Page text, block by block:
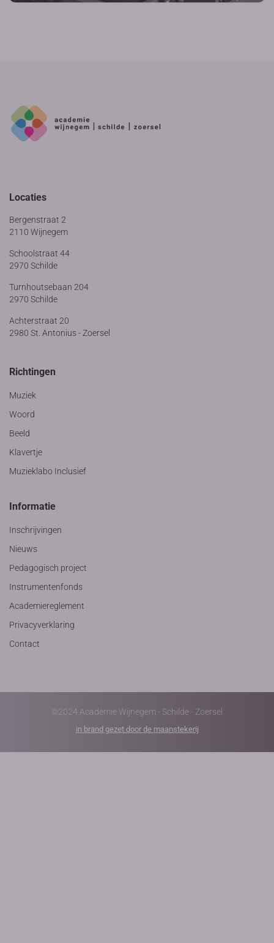
Locaties
Bergenstraat 2
2110 Wijnegem
Schoolstraat 44
2970 Schilde
Turnhoutsebaan 204
2970 Schilde
Achterstraat 20
2980 St. Antonius - Zoersel
Richtingen
Muziek
Woord
Beeld
Klavertje
Muzieklabo Inclusief
Informatie
Inschrijvingen
Nieuws
Pedagogisch project
Instrumentenfonds
Academiereglement
Privacyverklaring
Contact
©2024 Academie Wijnegem - Schilde - Zoersel
in brand gezet door de maanstekerij